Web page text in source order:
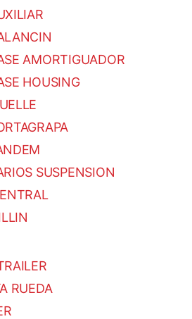
AMORTIGUADOR
HOUSING
SUSPENSION
RUEDA